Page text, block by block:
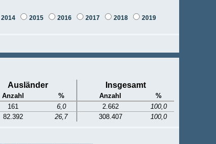
2014 2015 2016 2017 2018
2019
Ausländer Insgesamt
Anzahl % Anzahl
%
161 6,0 2.662
100,0
82.392 26,7 308.407 100,0